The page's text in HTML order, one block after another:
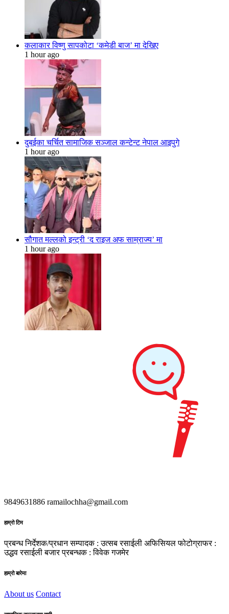
कलाकार विष्णु सापकोटा ‘कमेडी बाज’ मा देखिए
1 hour ago
दुबईका चर्चित सामाजिक सञ्जाल कन्टेन्ट नेपाल आइपुगे
1 hour ago
सौगात मल्लको इन्ट्री ‘द राइज अफ साम्राज्य’ मा
1 hour ago
9849631886 ramailochha@gmail.com
हाम्रो टिम
प्रबन्ध निर्देशक/प्रधान सम्पादक : उत्सब रसाईली अफिसियल फोटोग्राफर :
उद्धव रसाईली बजार प्रबन्धक : विवेक गजमेर
हाम्रो बारेमा
About us Contact